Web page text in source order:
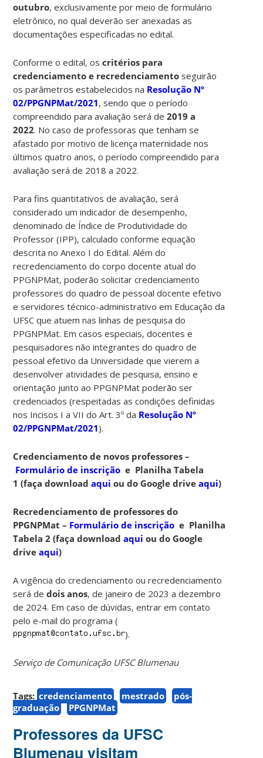
outubro, exclusivamente por meio de formulário
eletrônico, no qual deverão ser anexadas as
documentações especificadas no edital.
Conforme o edital, oscritérios para
credenciamento e recredenciamento seguirão
os parâmetros estabelecidos na Resolução Nº
02/PPGNPMat/2021, sendo que o período
compreendido para avaliação será de2019 a
2022. No caso de professoras que tenham se
afastado por motivo de licença maternidade nos
últimos quatro anos, o período compreendido para
avaliação será de 2018 a 2022.
Para fins quantitativos de avaliação, será
considerado um indicador de desempenho,
denominado de Índice de Produtividade do
Professor (IPP), calculado conforme equação
descrita no Anexo I do Edital. Além do
recredenciamento do corpo docente atual do
PPGNPMat, poderão solicitar credenciamento
professores do quadro de pessoal docente efetivo
e servidores técnico-administrativo em Educação da
UFSC que atuem nas linhas de pesquisa do
PPGNPMat. Em casos especiais, docentes e
pesquisadores não integrantes do quadro de
pessoal efetivo da Universidade que vierem a
desenvolver atividades de pesquisa, ensino e
orientação junto ao PPGNPMat poderão ser
credenciados (respeitadas as condições definidas
nos Incisos I a VII do Art. 3º da Resolução Nº
02/PPGNPMat/2021).
Credenciamento de novos professores –
Formulário de inscrição e Planilha Tabela
1 (faça downloadaqui ou do Google driveaqui)
Recredenciamento de professores do
PPGNPMat – Formulário de inscrição e Planilha
Tabela 2 (faça downloadaqui ou do Google
driveaqui)
A vigência do credenciamento ou recredenciamento
será de dois anos, de janeiro de 2023 a dezembro
de 2024. Em caso de dúvidas, entrar em contato
pelo e-mail do programa (
).
Serviço de Comunicação UFSC Blumenau
Tags: credenciamento mestrado
pós-
graduação
PPGNPMat
Professores da UFSC
Blumenau visitam